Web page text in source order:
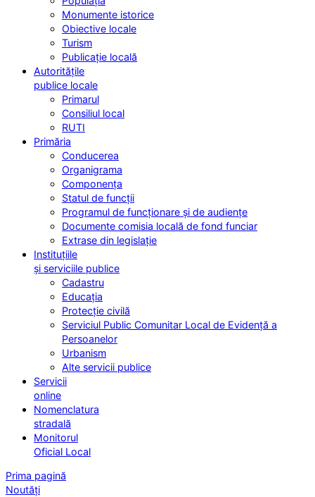
Monumente istorice
Obiective locale
Turism
Publicație locală
Autoritățile
publice locale
Primarul
Consiliul local
RUTI
Primăria
Conducerea
Organigrama
Componența
Statul de funcții
Programul de funcționare și de audiențe
Documente comisia locală de fond funciar
Extrase din legislație
Instituțiile
și serviciile publice
Cadastru
Educația
Protecție civilă
Serviciul Public Comunitar Local de Evidență a
Persoanelor
Urbanism
Alte servicii publice
Servicii
online
Nomenclatura
stradală
Monitorul
Oficial Local
Prima pagină
Noutăți